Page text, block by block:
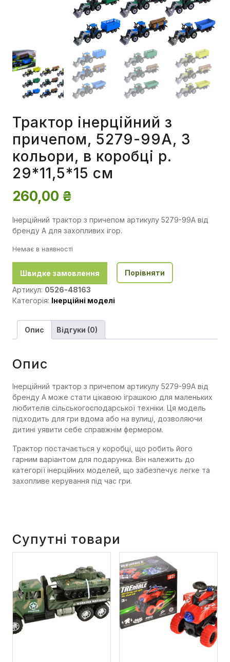
Трактор інерційний з
причепом, 5279-99A, 3
кольори, в коробці р.
29*11,5*15 см
260,00 ₴
Інерційний трактор з причепом артикулу 5279-99A від
бренду A для захопливих ігор.
Немає в наявності
Швидке замовлення
Порівняти
Артикул: 0526-48163
Категорія: Інерційні моделі
Опис Відгуки (0)
Опис
Інерційний трактор з причепом артикулу 5279-99A від
бренду A може стати цікавою іграшкою для маленьких
любителів сільськогосподарської техніки. Ця модель
підходить для гри вдома або на вулиці, дозволяючи
дитині уявити себе справжнім фермером.
Трактор постачається у коробці, що робить його
гарним варіантом для подарунка. Він належить до
категорії інерційних моделей, що забезпечує легке та
захопливе керування під час гри.
Супутні товари